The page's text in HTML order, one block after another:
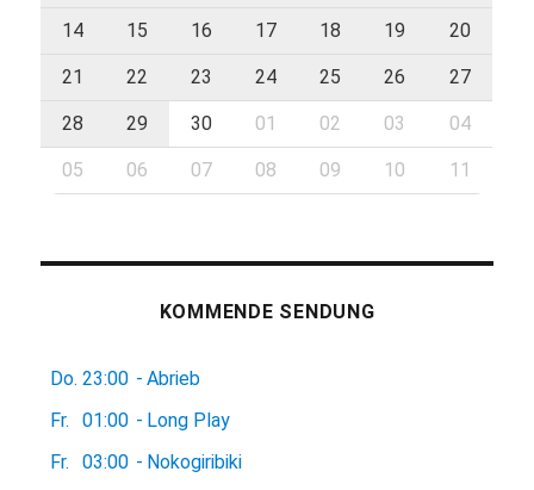
14 15 16 17 18 19 20
21 22 23 24 25 26 27
28 29 30 01 02 03 04
05 06 07 08 09 10 11
KOMMENDE SENDUNG
Do. 23:00 - Abrieb
Fr.
01:00 - Long Play
Fr.
03:00 - Nokogiribiki